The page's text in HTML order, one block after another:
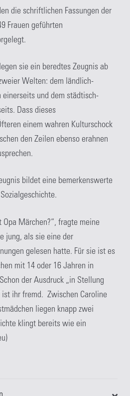
die schriftlichen Fassungen der
Frauen geführten
sie ein beredtes Zeugnis ab
Welten: dem ländlich-
einerseits und dem städtisch-
Dass dieses
einem wahren Kulturschock
den Zeilen ebenso erahnen
bildet eine bemerkenswerte
Märchen?“, fragte meine
jung, als sie eine der
gelesen hatte. Für sie ist es
mit 14 oder 16 Jahren in
der Ausdruck „in Stellung
ist ihr fremd. Zwischen Caroline
liegen knapp zwei
klingt bereits wie ein